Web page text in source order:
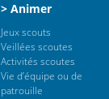
> Animer
Jeux scouts
Veillées scoutes
Activités scoutes
Vie d’équipe ou de
patrouille